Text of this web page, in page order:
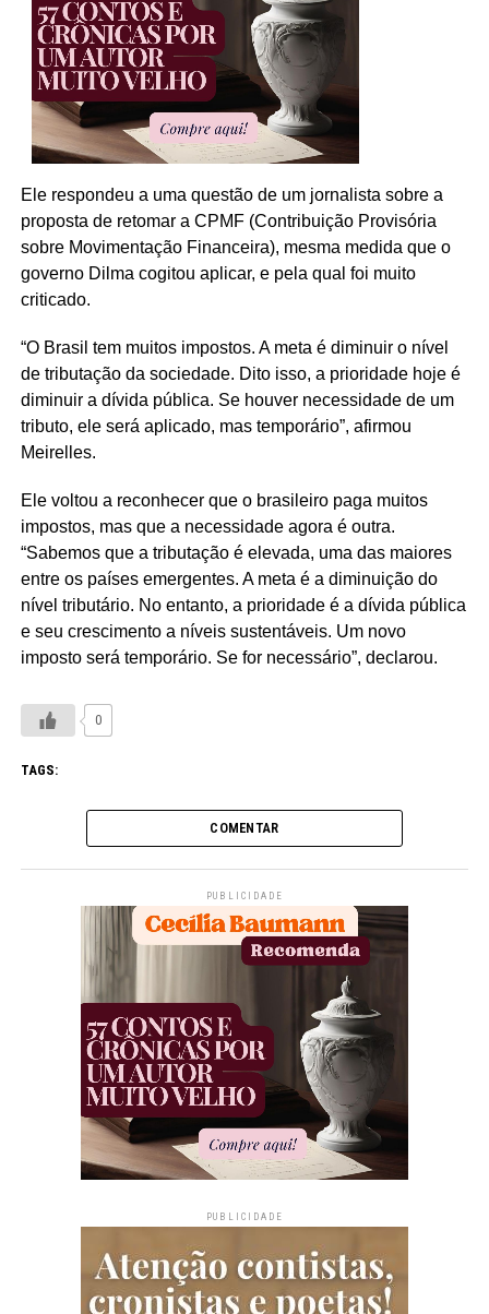
Ele respondeu a uma questão de um jornalista sobre a
proposta de retomar a CPMF (Contribuição Provisória
sobre Movimentação Financeira), mesma medida que o
governo Dilma cogitou aplicar, e pela qual foi muito
criticado.
“O Brasil tem muitos impostos. A meta é diminuir o nível
de tributação da sociedade. Dito isso, a prioridade hoje é
diminuir a dívida pública. Se houver necessidade de um
tributo, ele será aplicado, mas temporário”, afirmou
Meirelles.
Ele voltou a reconhecer que o brasileiro paga muitos
impostos, mas que a necessidade agora é outra.
“Sabemos que a tributação é elevada, uma das maiores
entre os países emergentes. A meta é a diminuição do
nível tributário. No entanto, a prioridade é a dívida pública
e seu crescimento a níveis sustentáveis. Um novo
imposto será temporário. Se for necessário”, declarou.
0
TAGS:
COMENTAR
PUBLICIDADE
PUBLICIDADE